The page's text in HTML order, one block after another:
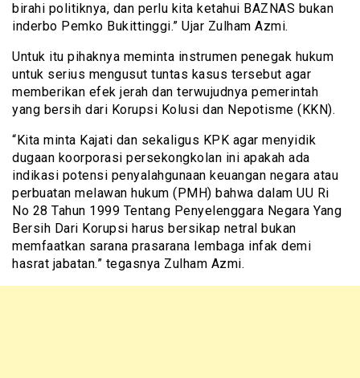
birahi politiknya, dan perlu kita ketahui BAZNAS bukan
inderbo Pemko Bukittinggi.” Ujar Zulham Azmi.
Untuk itu pihaknya meminta instrumen penegak hukum
untuk serius mengusut tuntas kasus tersebut agar
memberikan efek jerah dan terwujudnya pemerintah
yang bersih dari Korupsi Kolusi dan Nepotisme (KKN).
“Kita minta Kajati dan sekaligus KPK agar menyidik
dugaan koorporasi persekongkolan ini apakah ada
indikasi potensi penyalahgunaan keuangan negara atau
perbuatan melawan hukum (PMH) bahwa dalam UU Ri
No 28 Tahun 1999 Tentang Penyelenggara Negara Yang
Bersih Dari Korupsi harus bersikap netral bukan
memfaatkan sarana prasarana lembaga infak demi
hasrat jabatan.” tegasnya Zulham Azmi.